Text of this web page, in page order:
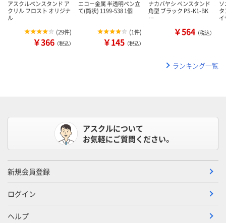
アスクルペンスタンド ア
クリル フロスト オリジナ
ル
(29件)
￥366 （税込）
エコー金属 半透明ペン立
て(筒状) 1199-538 1個
(1件)
￥145 （税込）
ナカバヤシ ペンスタンド
角型 ブラック PS-K1-BK
…
￥564 （税込）
ランキング一覧
アスクルについて
お気軽にご質問ください。
新規会員登録
ログイン
ヘルプ